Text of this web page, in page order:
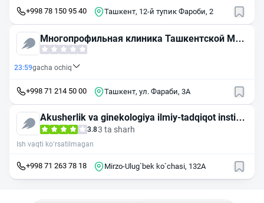
+998 78 150 95 40 Ташкент, 12-й тупик Фароби, 2
Многопрофильная клиника Ташкентской Мед
ицинской Академии, корпус № 2
23:59gacha ochiq
+998 71 214 50 00 Ташкент, ул. Фараби, 3А
Akusherlik va ginekologiya ilmiy-tadqiqot institut
i
3.83 ta sharh
Ish vaqti ko‘rsatilmagan
+998 71 263 78 18 Mirzo-Ulug`bek ko`chasi, 132A